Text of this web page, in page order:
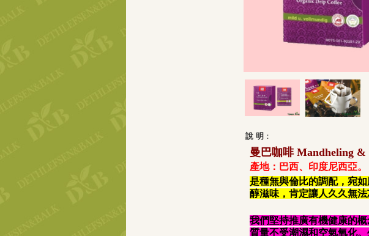
說 明 ：
曼巴咖啡 Mandheling &
產地：巴西、印度尼西亞。
是種無與倫比的調配，宛
醇滋味，肯定讓人久久無法
我們堅持推廣有機健康的
質量不受潮濕和空氣氧化